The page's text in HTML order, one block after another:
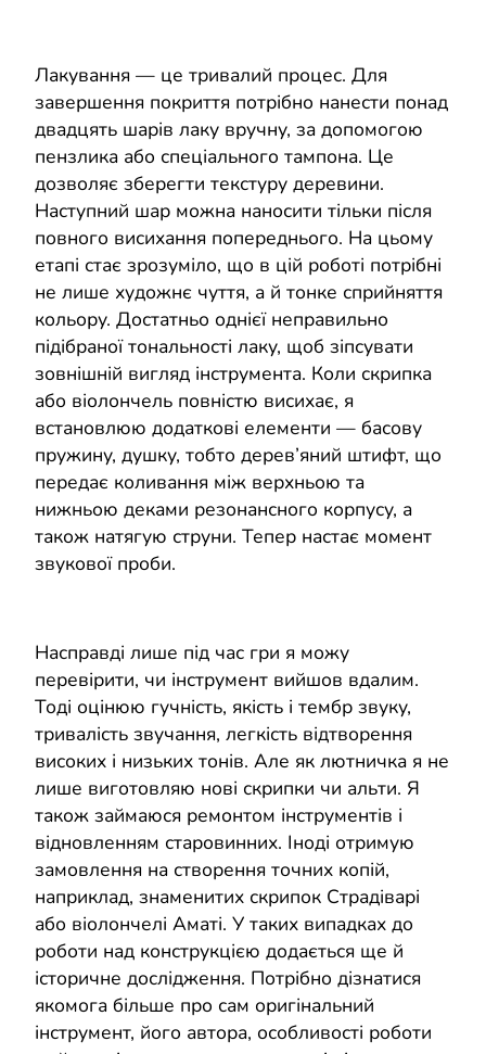
Лакування — це тривалий процес. Для
завершення покриття потрібно нанести понад
двадцять шарів лаку вручну, за допомогою
пензлика або спеціального тампона. Це
дозволяє зберегти текстуру деревини.
Наступний шар можна наносити тільки після
повного висихання попереднього. На цьому
етапі стає зрозуміло, що в цій роботі потрібні
не лише художнє чуття, а й тонке сприйняття
кольору. Достатньо однієї неправильно
підібраної тональності лаку, щоб зіпсувати
зовнішній вигляд інструмента. Коли скрипка
або віолончель повністю висихає, я
встановлюю додаткові елементи — басову
пружину, душку, тобто дерев’яний штифт, що
передає коливання між верхньою та
нижньою деками резонансного корпусу, а
також натягую струни. Тепер настає момент
звукової проби.
Насправді лише під час гри я можу
перевірити, чи інструмент вийшов вдалим.
Тоді оцінюю гучність, якість і тембр звуку,
тривалість звучання, легкість відтворення
високих і низьких тонів. Але як лютничка я не
лише виготовляю нові скрипки чи альти. Я
також займаюся ремонтом інструментів і
відновленням старовинних. Іноді отримую
замовлення на створення точних копій,
наприклад, знаменитих скрипок Страдіварі
або віолончелі Аматі. У таких випадках до
роботи над конструкцією додається ще й
історичне дослідження. Потрібно дізнатися
якомога більше про сам оригінальний
інструмент, його автора, особливості роботи